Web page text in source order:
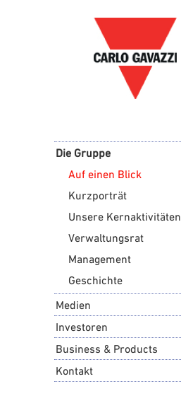
Die Gruppe
Auf einen Blick
Kurzporträt
Unsere Kernaktivitäten
Verwaltungsrat
Management
Geschichte
Medien
Investoren
Business & Products
Kontakt